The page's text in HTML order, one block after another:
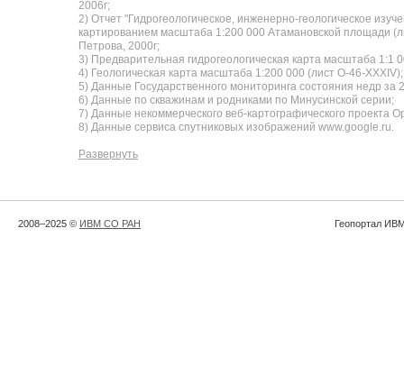
2006г;
2) Отчет "Гидрогеологическое, инженерно-геологическое
картированием масштаба 1:200 000 Атамановской площади
Петрова, 2000г;
3) Предварительная гидрогеологическая карта масштаба 1:1
4) Геологическая карта масштаба 1:200 000 (лист O-46-XXXIV);
5) Данные Государственного мониторинга состояния недр за
6) Данные по скважинам и родниками по Минусинской серии;
7) Данные некоммерческого веб-картографического проекта
8) Данные сервиса спутниковых изображений www.google.ru.
Развернуть
2008–2025 © ИВМ СО РАН Геопортал